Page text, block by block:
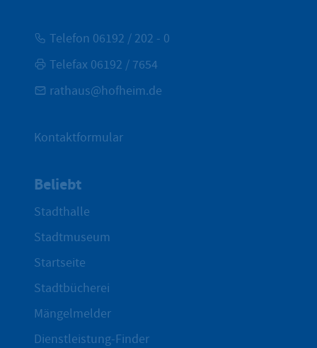
Telefon 06192 / 202 - 0
Telefax 06192 / 7654
rathaus@hofheim.de
Kontaktformular
Beliebt
Stadthalle
Stadtmuseum
Startseite
Stadtbücherei
Mängelmelder
Dienstleistung-Finder